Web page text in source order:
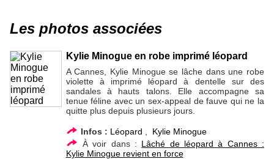
Les photos associées
Kylie Minogue en robe imprimé léopard
A Cannes, Kylie Minogue se lâche dans une robe
violette à imprimé léopard à dentelle sur des
sandales à hauts talons. Elle accompagne sa
tenue féline avec un sex-appeal de fauve qui ne la
quitte plus depuis plusieurs jours.
Infos : Léopard
Kylie Minogue
À voir dans : Lâché de léopard à Cannes :
Kylie Minogue revient en force